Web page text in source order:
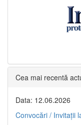
Cea mai recentă
Data: 12.06.2026
Convocări / Invitaţii